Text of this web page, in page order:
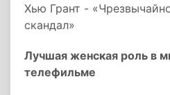
Хью Грант -
скандал»
Лучшая женская роль в
телефильме